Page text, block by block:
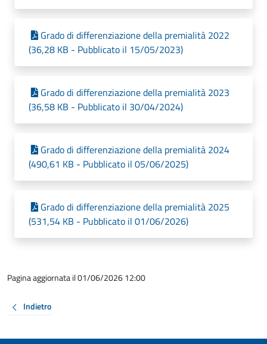
Grado di differenziazione della premialità 2022
(36,28 KB - Pubblicato il 15/05/2023)
Grado di differenziazione della premialità 2023
(36,58 KB - Pubblicato il 30/04/2024)
Grado di differenziazione della premialità 2024
(490,61 KB - Pubblicato il 05/06/2025)
Grado di differenziazione della premialità 2025
(531,54 KB - Pubblicato il 01/06/2026)
Pagina aggiornata il 01/06/2026 12:00
Indietro